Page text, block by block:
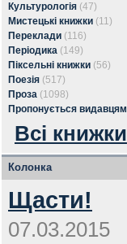
Культурологія (47)
Мистецькі книжки (11)
Переклади (116)
Періодика (149)
Піксельні книжки (56)
Поезія (517)
Проза (1098)
Пропонується видавцям
Всі книжки
Колонка
Щасти!
07.03.2015